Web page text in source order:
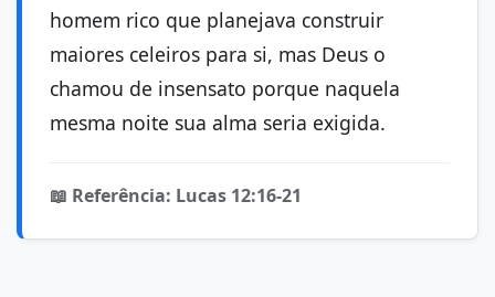
homem rico que planejava construir
maiores celeiros para si, mas Deus o
chamou de insensato porque naquela
mesma noite sua alma seria exigida.
📖 Referência: Lucas 12:16-21